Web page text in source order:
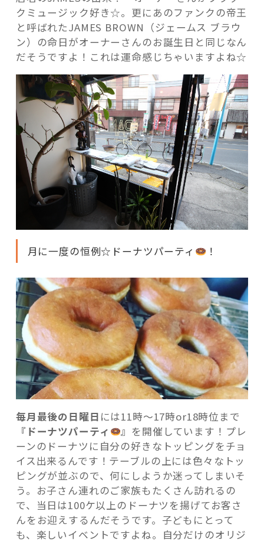
クミュージック好き☆。更にあのファンクの帝王
と呼ばれたJAMES BROWN（ジェームス ブラウ
ン）の命日がオーナーさんのお誕生日と同じなん
だそうですよ！これは運命感じちゃいますよね☆
月に一度の恒例☆ドーナツパーティ ！
毎月最後の日曜日 には11時～17時or18時位まで
『ドーナツパーティ
』 を開催しています！プレ
ーンのドーナツに自分の好きなトッピングをチョ
イス出来るんです！テーブルの上には色々なトッ
ピングが並ぶので、何にしようか迷ってしまいそ
う。お子さん連れのご家族もたくさん訪れるの
で、当日は100ケ以上のドーナツを揚げてお客さ
んをお迎えするんだそうです。子どもにとって
も、楽しいイベントですよね。自分だけのオリジ